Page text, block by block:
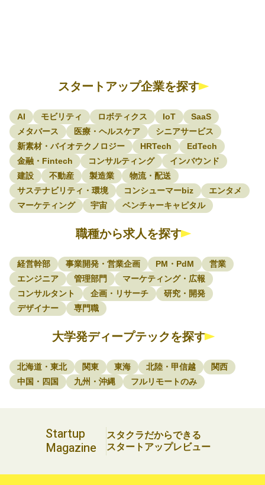
スタートアップ企業を探す
AI モビリティ ロボティクス IoT
SaaS
メタバース
医療・ヘルスケア
シニアサービス
新素材・バイオテクノロジー
HRTech
EdTech
金融・Fintech
コンサルティング
インバウンド
建設
不動産 製造業
物流・配送
サステナビリティ・環境
コンシューマーbiz
エンタメ
マーケティング
宇宙 ベンチャーキャピタル
職種から求人を探す
経営幹部 事業開発・営業企画 PM・PdM
営業
エンジニア
管理部門
マーケティング・広報
コンサルタント
企画・リサーチ
研究・開発
デザイナー
専門職
大学発ディープテックを探す
北海道・東北 関東 東海 北陸・甲信越
関西
中国・四国
九州・沖縄 フルリモートのみ
Startup
Magazine
スタクラだからできる
スタートアップレビュー